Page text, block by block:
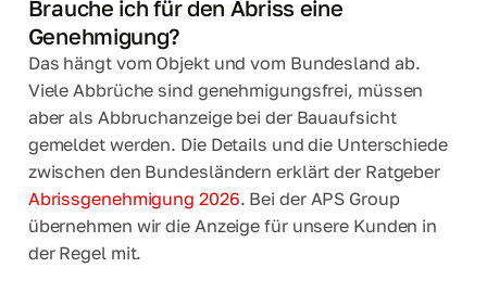
Brauche ich für den Abriss eine
Genehmigung?
Das hängt vom Objekt und vom Bundesland ab.
Viele Abbrüche sind genehmigungsfrei, müssen
aber als Abbruchanzeige bei der Bauaufsicht
gemeldet werden. Die Details und die Unterschiede
zwischen den Bundesländern erklärt der Ratgeber
Abrissgenehmigung 2026. Bei der APS Group
übernehmen wir die Anzeige für unsere Kunden in
der Regel mit.